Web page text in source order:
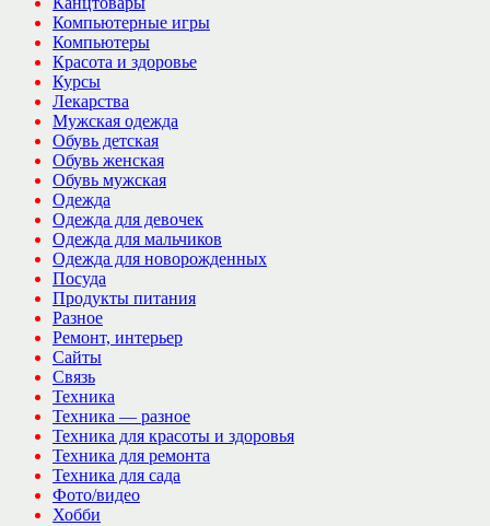
Компьютерные игры
Компьютеры
Красота и здоровье
Курсы
Лекарства
Мужская одежда
Обувь детская
Обувь женская
Обувь мужская
Одежда
Одежда для девочек
Одежда для мальчиков
Одежда для новорожденных
Посуда
Продукты питания
Разное
Ремонт, интерьер
Сайты
Связь
Техника
Техника — разное
Техника для красоты и здоровья
Техника для ремонта
Техника для сада
Фото/видео
Хобби